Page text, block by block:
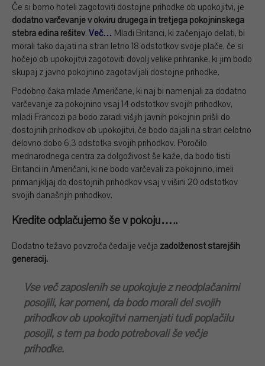
Če si bomo hoteli zagotoviti dostojne prihodke ob upokojitvi, je
dodatno varčevanje v okviru drugega in tretjega pokojninskega
stebra edina rešitev. Več… Mladi Britanci, ki začenjajo delati, bi
morali tako dajati na stran letno 18 odstotkov svoje plače, če si
hočejo ob upokojitvi zagotoviti dovolj velike prihranke, ki jim bodo
skupaj z javno pokojnino zagotavljali dostojne prihodke.
Podobno čaka mlade Američane, ki naj bi namenjali za dodatno
varčevanje za pokojnino vsaj 14 odstotkov svojih prihodkov,
mladi Francozi pa bodo zaradi višjih javnih pokojnin prišli do
dostojnih prihodkov ob upokojitvi, če bodo dajali na stran celotno
delovno dobo 6,3 odstotka svojih prihodkov. Poročilo
mednarodnega centra za dolgoživost še kaže, da bodo tisti
Britanci in Američani, ki ne bodo varčevali za pokojnino, imeli
primanjkljaj do dostojnih prihodkov vsaj v višini 20 odstotkov
svojih današnjih prihodkov.
Kredite odplačujemo še v pokoju…..
Dodatno težavo povzroča čedalje večja zadolženost starejših
generacij.
Vse več zaposlenih se upokojuje z neodplačanimi
posojili, kar pomeni, da bodo morali del svojih
prihodkov ob upokojitvi namenjati tudi poplačilu
posojil, s tem pa bodo potrebovali še večje
prihodke.